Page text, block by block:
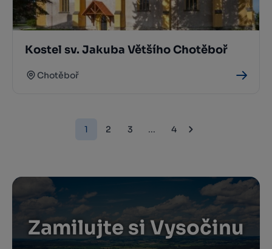
Kostel sv. Jakuba Většího Chotěboř
Chotěboř
1 2 3 ... 4
Zamilujte si Vysočinu